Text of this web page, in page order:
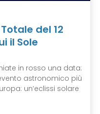
del 12
il Sole
in rosso una data:
astronomico più
un’eclissi solare